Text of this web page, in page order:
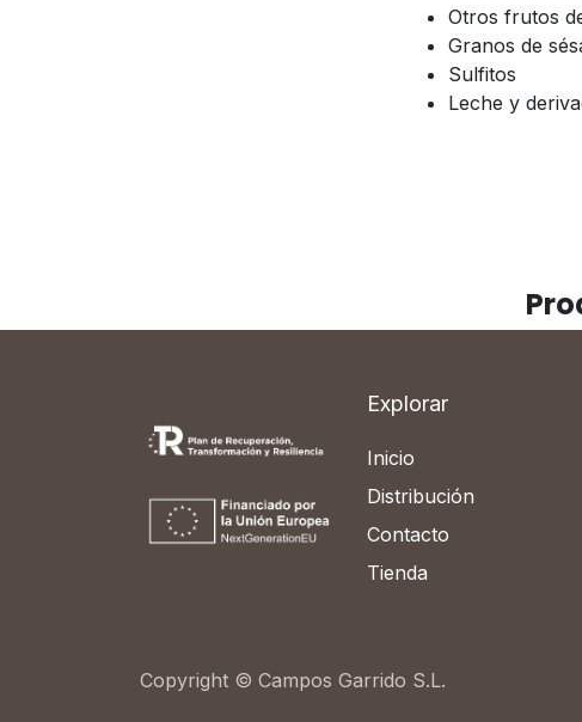
Otros frutos
Granos de
Sulfitos
Leche y
Explorar
Inicio
Distribución
Contacto
Tienda
Copyright © Campos Garrido S.L.